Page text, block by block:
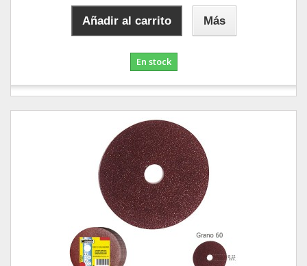
Añadir al carrito Más
En stock